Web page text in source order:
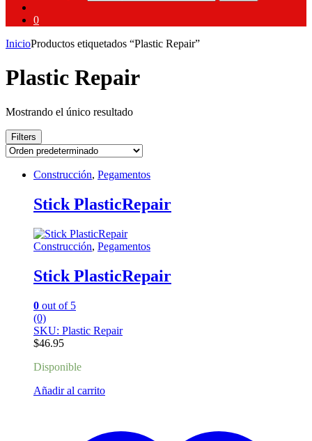
0
InicioProductos etiquetados “Plastic Repair”
Plastic Repair
Mostrando el único resultado
Filters
Construcción, Pegamentos
Stick PlasticRepair
Construcción, Pegamentos
Stick PlasticRepair
0 out of 5
(0)
SKU: Plastic Repair
$46.95
Disponible
Añadir al carrito